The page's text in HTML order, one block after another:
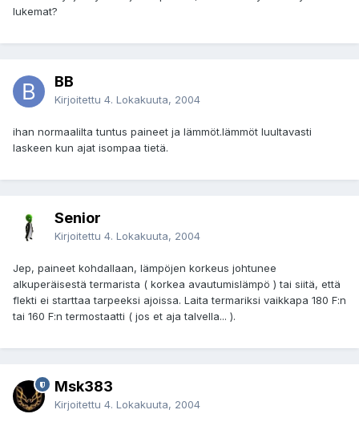
lukemat?
BB
Kirjoitettu 4. Lokakuuta, 2004
ihan normaalilta tuntus paineet ja lämmöt.lämmöt luultavasti
laskeen kun ajat isompaa tietä.
Senior
Kirjoitettu 4. Lokakuuta, 2004
Jep, paineet kohdallaan, lämpöjen korkeus johtunee
alkuperäisestä termarista ( korkea avautumislämpö ) tai siitä, että
flekti ei starttaa tarpeeksi ajoissa. Laita termariksi vaikkapa 180 F:n
tai 160 F:n termostaatti ( jos et aja talvella... ).
Msk383
Kirjoitettu 4. Lokakuuta, 2004